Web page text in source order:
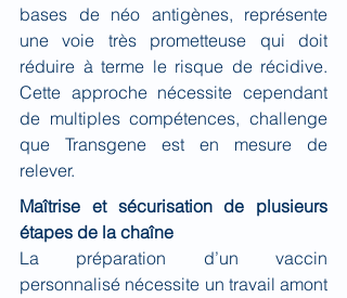
bases de néo antigènes, représente
une voie très prometteuse qui doit
réduire à terme le risque de récidive.
Cette approche nécessite cependant
de multiples compétences, challenge
que Transgene est en mesure de
relever.
Maîtrise et sécurisation de plusieurs
étapes de la chaîne
La préparation d’un vaccin
personnalisé nécessite un travail amont